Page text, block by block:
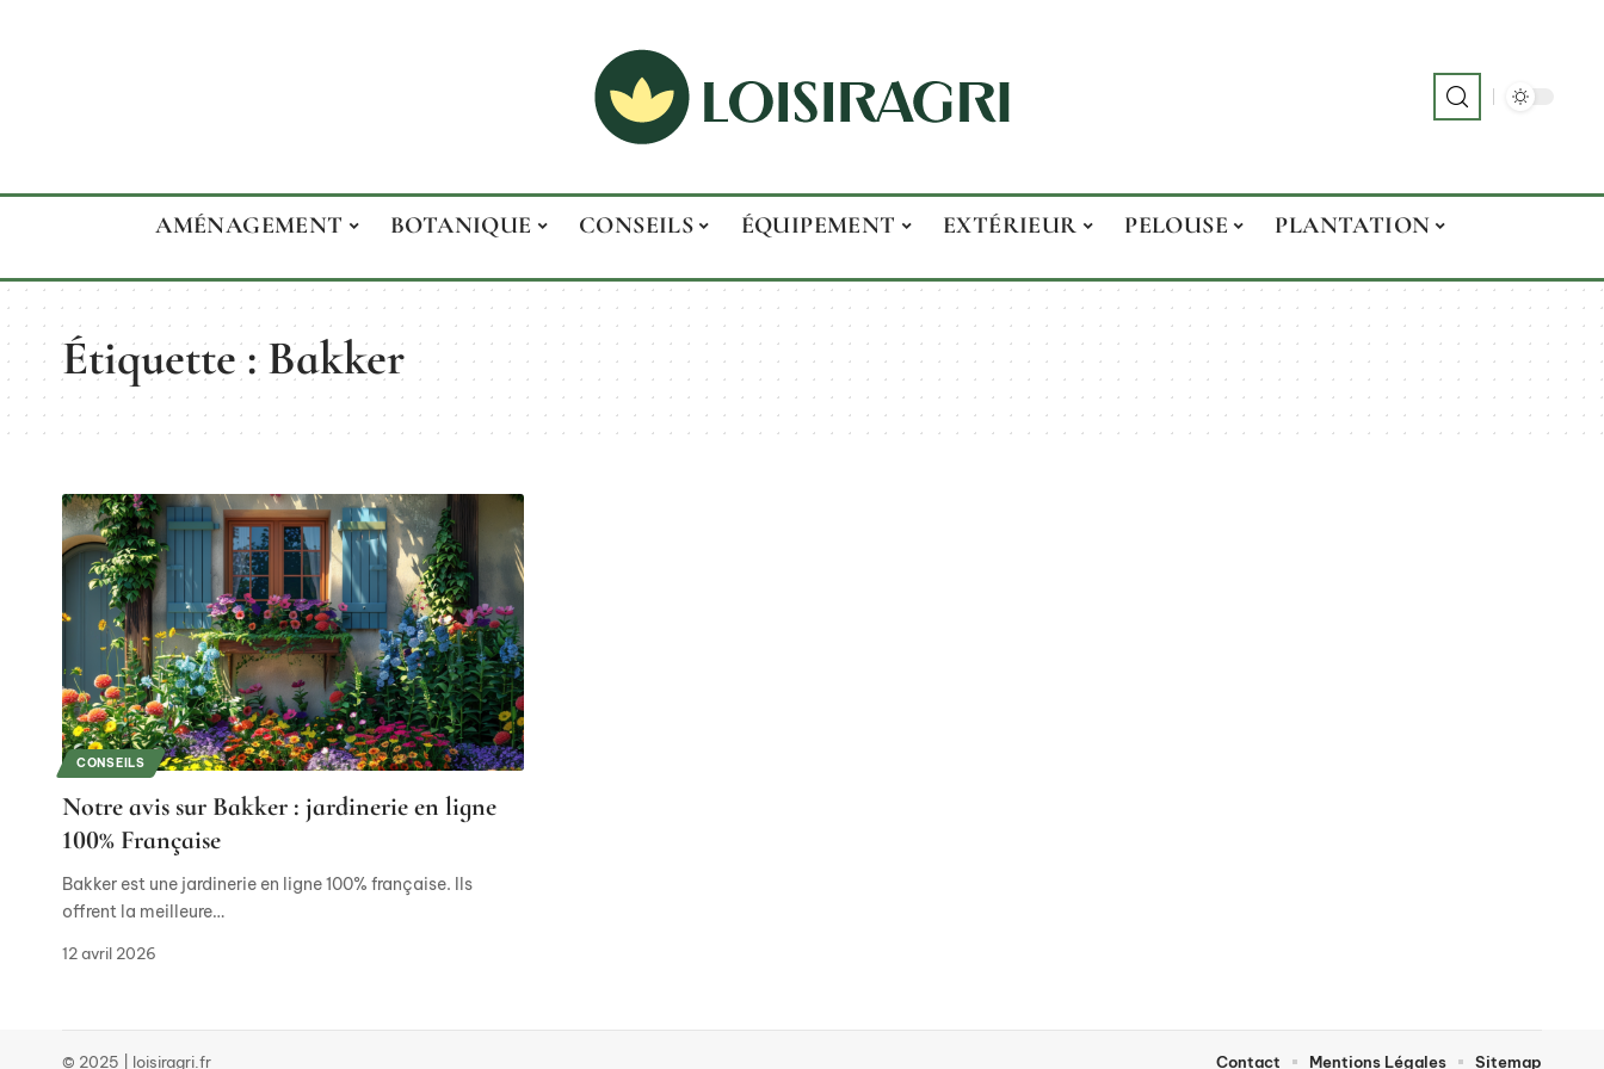
AMÉNAGEMENT BOTANIQUE CONSEILS ÉQUIPEMENT EXTÉRIEUR PELOUSE PLANTATION
Étiquette :Bakker
CONSEILS
Notre avis sur Bakker : jardinerie en ligne
100% Française
Bakker est une jardinerie en ligne 100% française. Ils
offrent la meilleure…
12 avril 2026
© 2025 | loisiragri.fr Contact Mentions Légales Sitemap